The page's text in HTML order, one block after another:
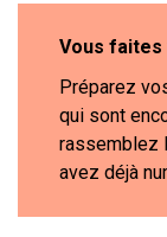
Vous
Préparez
qui sont
rassemblez
avez déjà